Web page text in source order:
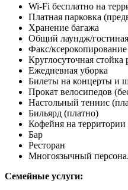
Wi-Fi бесплатно на
Платная парковка
Хранение багажа
Общий лаундж/
Факс/
Круглосуточная стойка
Ежедневная уборка
Билеты на концерты и
Прокат велосипедов
Настольный теннис
Бильярд (платно)
Кофейня на территории
Бар
Ресторан
Многоязычный
Семейные услуги: